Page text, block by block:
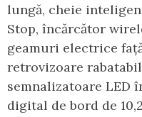
lungă, cheie
Stop, încărcător
geamuri electrice
retrovizoare
semnalizatoare LED
digital de bord de